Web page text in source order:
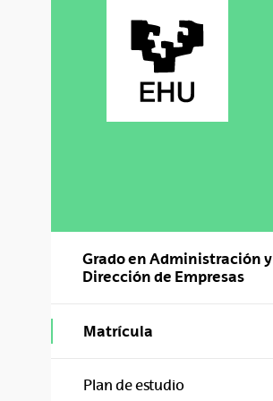
Grado en Administración y
Dirección de Empresas
Matrícula
Plan de estudio